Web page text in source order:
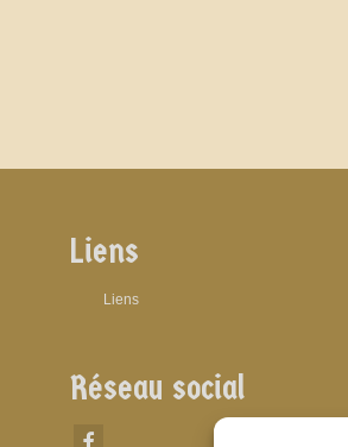
Liens
Liens
Réseau social